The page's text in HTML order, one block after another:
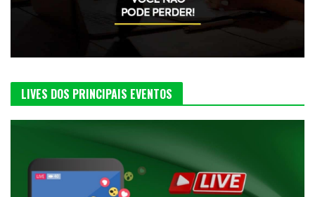
LIVES DOS PRINCIPAIS EVENTOS